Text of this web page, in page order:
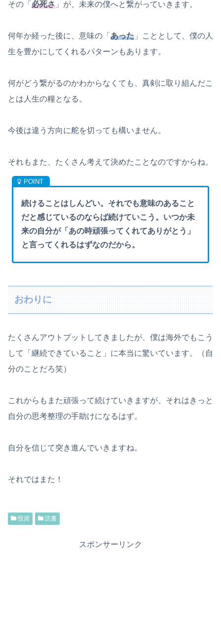
その「 必死さ 」が、未来の僕へと繋がっていきます。
何年か経った後に、意味の「 あった 」こととして、僕の人
生を豊かにしてくれるパターンもあります。
何がどう繋がるのかわからなくても、真剣に取り組んだこ
とは人生の糧となる。
今後は違う方向に舵を切っても構いません。
それもまた、たくさん考えて決めたことなのですからね。
続けることはしんどい。それでも意味のあること
だと感じているのならば続けていこう。いつか未
来の自分が「あの時頑張ってくれてありがとう」
と言ってくれるはずなのだから。
おわりに
たくさんアウトプットしてきましたが、僕は海外でもこう
して「継続できていること」に本当に驚いています。（自
分のことだろ笑）
これからもまた頑張って続けていきますが、それはきっと
自分の思考整理の手助けになるはず。
自分を信じて突き進んでいきますね。
それではまた！
投資 読書
スポンサーリンク